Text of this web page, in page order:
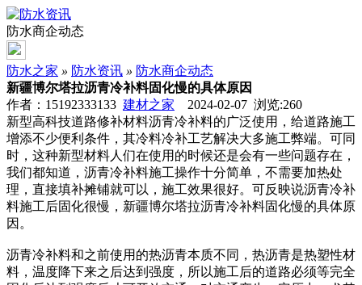
防水商企动态
防水之家 » 防水资讯 » 防水商企动态
新疆博尔塔拉沥青冷补料固化慢的具体原因
作者：15192333133 建材之家 2024-02-07 浏览:260
新型高科技道路修补材料沥青冷补料的广泛使用，给道路施工
增添不少便利条件，其冷料冷补工艺解决大多施工弊端。可同
时，这种新型材料人们在使用的时候还是会有一些问题存在，
我们都知道，沥青冷补料施工操作十分简单，不需要加热处
理，直接填补摊铺就可以，施工效果很好。可反映说沥青冷补
料施工后固化很慢，新疆博尔塔拉沥青冷补料固化慢的具体原
因。
沥青冷补料和之前使用的热沥青本质不同，热沥青是热塑性材
料，温度降下来之后达到强度，所以施工后的道路必须等完全